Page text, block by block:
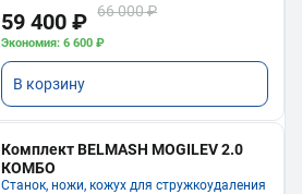
59 400 ₽ 66 000 ₽
Экономия: 6 600 ₽
В корзину
Комплект BELMASH MOGILEV 2.0
КОМБО
Станок, ножи, кожух для стружкоудаления